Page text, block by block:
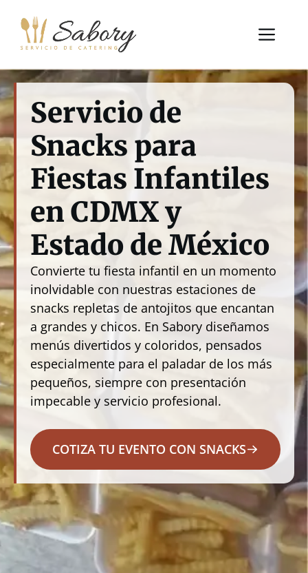
contenido
Servicio de
Snacks para
Fiestas Infantiles
en CDMX y
Estado de México
Convierte tu fiesta infantil en un momento
inolvidable con nuestras estaciones de
snacks repletas de antojitos que encantan
a grandes y chicos. En Sabory diseñamos
menús divertidos y coloridos, pensados
especialmente para el paladar de los más
pequeños, siempre con presentación
impecable y servicio profesional. ​
COTIZA TU EVENTO CON SNACKS